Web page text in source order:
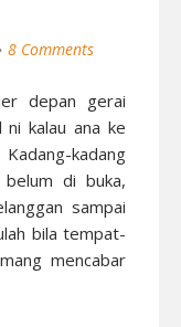
8 Comments
depan gerai
ni kalau ana ke
kadang
di buka,
sampai
bila tempat-
mencabar